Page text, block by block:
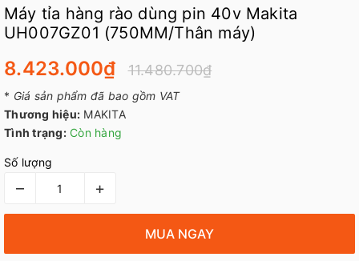
Máy tỉa hàng rào dùng pin 40v Makita
UH007GZ01 (750MM/Thân máy)
8.423.000₫ 11.480.700₫
* Giá sản phẩm đã bao gồm VAT
Thương hiệu: MAKITA
Tình trạng: Còn hàng
Số lượng
– +
MUA NGAY